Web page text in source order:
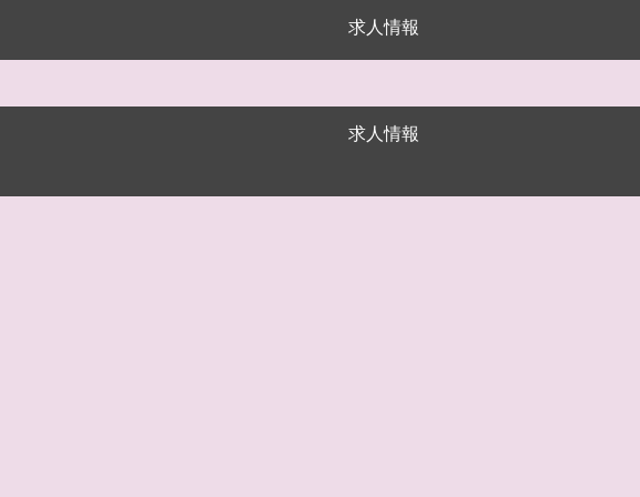
求人情報
求人情報